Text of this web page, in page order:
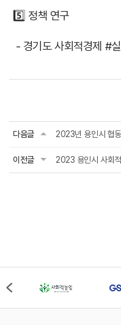
5️⃣ 정책 연구
- 경기도 사회적경제 #
다음글 2023년 용인시 협
이전글